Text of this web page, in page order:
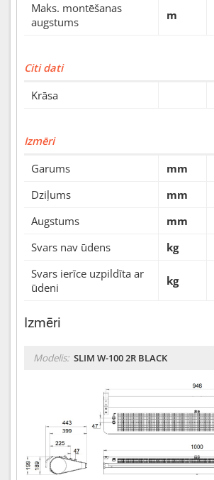
Maks. montēšanas
augstums
m
Citi dati
Krāsa
Izmēri
Garums
mm
Dziļums
mm
Augstums
mm
Svars nav ūdens
kg
Svars ierīce uzpildīta ar
ūdeni
kg
Izmēri
Modelis: SLIM W-100 2R BLACK